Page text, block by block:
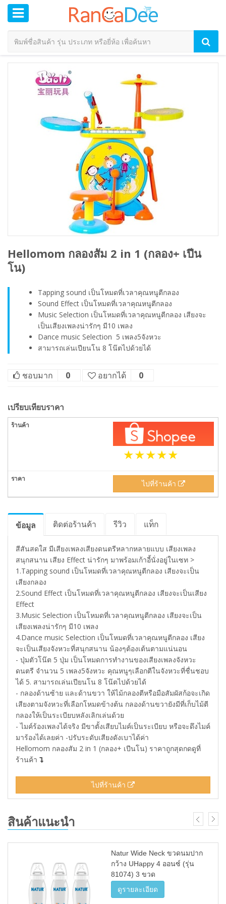
Hellomom กลองสัม 2 in 1 (กลอง+ เปีน
โน)
Tapping sound เป็นโหมดที่เวลาคุณหนูตีกลอง
Sound Effect เป็นโหมดที่เวลาคุณหนูตีกลอง
Music Selection เป็นโหมดที่เวลาคุณหนูตีกลอง เสียงจะ
เป็นเสียงเพลงน่ารักๆ มี10 เพลง
Dance music Selection 5 เพลง5จังหวะ
สามารถเล่นเปียนโน 8 โน๊ตไปด้วยได้
ชอบมาก 0 อยากได้ 0
เปรียบเทียบราคา
ไปที่ร้านค้า
ข้อมูล ติดต่อร้านค้า รีวิว แท็ก
สีสันสดใส มีเสียงเพลงเสียงดนตรีหลากหลายแบบ เสียงเพลง
สนุกสนาน เสียง Effect น่ารักๆ มาพร้อมเก้าอี้นั่งอยู่ในเซท >
1.Tapping sound เป็นโหมดที่เวลาคุณหนูตีกลอง เสียงจะเป็น
เสียงกลอง
2.Sound Effect เป็นโหมดที่เวลาคุณหนูตีกลอง เสียงจะเป็นเสียง
Effect
3.Music Selection เป็นโหมดที่เวลาคุณหนูตีกลอง เสียงจะเป็น
เสียงเพลงน่ารักๆ มี10 เพลง
4.Dance music Selection เป็นโหมดที่เวลาคุณหนูตีกลอง เสียง
จะเป็นเสียงจังหวะที่สนุกสนาน น้องๆต้องเต้นตามแน่นอน
- ปุ่มตัวโน๊ต 5 ปุ่ม เป็นโหมดการทำงานของเสียงเพลงจังหวะ
ดนตรี จำนวน 5 เพลง5จังหวะ คุณหนูๆเลือกตีในจังหวะที่ชื่นชอบ
ได้ 5. สามารถเล่นเปียนโน 8 โน๊ตไปด้วยได้
- กลองด้านซ้าย และด้านขวา ให้ไม้กลองตีหรือมือสัมผัสก้อจะเกิด
เสียงตามจังหวะที่เลือกโหมดข้างต้น กลองด้านขวายังมีที่เก็บไม้ตี
กลองให้เป็นระเบียบหลังเลิกเล่นด้วย
- ไมค์ร้องเพลงได้จริง มีขาตั้งเสียบไมค์เป็นระเบียบ หรือจะดึงไมค์
มาร้องได้เลยค่า -ปรับระดับเสียงดังเบาได้ค่า
Hellomom กลองสัม 2 in 1 (กลอง+ เปีนโน) ราคาถูกสุดกดดูที่
ร้านค้า
ไปที่ร้านค้า
สินค้าแนะนำ
Natur Wide Neck ขวดนมปาก
กว้าง UHappy 4 ออนซ์ (รุ่น
81074) 3 ขวด
ดูรายละเอียด